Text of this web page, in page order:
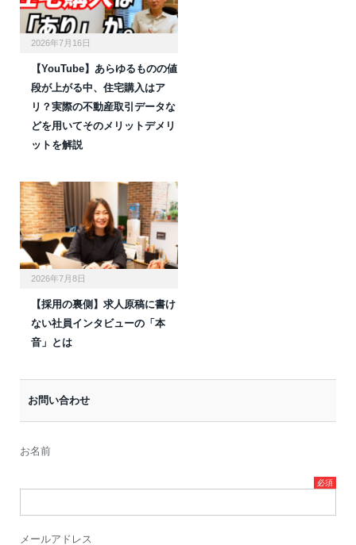
2026年7月16日
【YouTube】あらゆるものの値
段が上がる中、住宅購入はア
リ？実際の不動産取引データな
どを用いてそのメリットデメリ
ットを解説
2026年7月8日
【採用の裏側】求人原稿に書け
ない社員インタビューの「本
音」とは
お問い合わせ
お名前
メールアドレス